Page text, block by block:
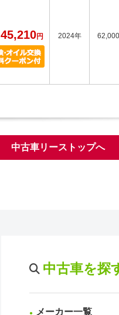
45,210円 2024年
中古車リーストップへ
中古車を探
メーカー一覧